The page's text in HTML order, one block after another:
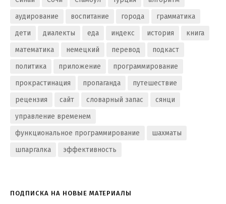
аудирование
воспитание города
грамматика
дети
диалекты еда индекс история
книга
математика
немецкий перевод
подкаст
политика
приложение
программирование
прокрастинация
пропаганда
путешествие
рецензия
сайт словарный запас
сянци
управление временем
функциональное программирование
шахматы
шпаргалка
эффективность
ПОДПИСКА НА НОВЫЕ МАТЕРИАЛЫ